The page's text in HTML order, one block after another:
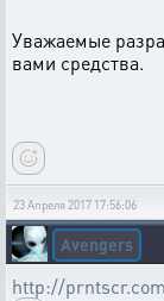
Уважаемые
вами средства.
23 Апреля 2017 17:56:06
Avengers
http://